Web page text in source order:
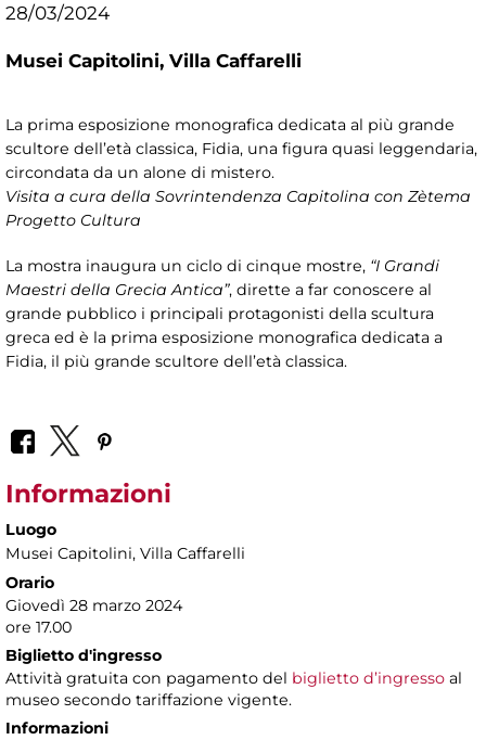
28/03/2024
Musei Capitolini, Villa Caffarelli
La prima esposizione monografica dedicata al più grande
scultore dell’età classica, Fidia, una figura quasi leggendaria,
circondata da un alone di mistero.
Visita a cura della Sovrintendenza Capitolina con Zètema
Progetto Cultura
La mostra inaugura un ciclo di cinque mostre, “I Grandi
Maestri della Grecia Antica”, dirette a far conoscere al
grande pubblico i principali protagonisti della scultura
greca ed è la prima esposizione monografica dedicata a
Fidia, il più grande scultore dell’età classica.
Informazioni
Luogo
Musei Capitolini, Villa Caffarelli
Orario
Giovedì 28 marzo 2024
ore 17.00
Biglietto d'ingresso
Attività gratuita con pagamento del biglietto d’ingresso al
museo secondo tariffazione vigente.
Informazioni